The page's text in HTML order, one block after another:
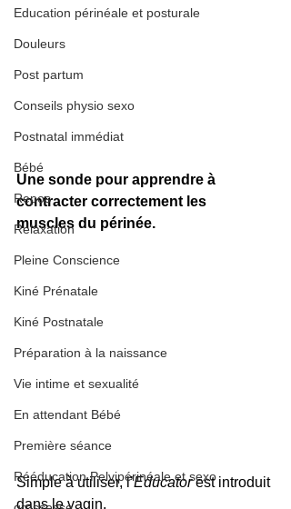
Education périnéale et posturale
Douleurs
Post partum
Conseils physio sexo
Postnatal immédiat
Bébé
Repos
Relaxation
Pleine Conscience
Kiné Prénatale
Kiné Postnatale
Préparation à la naissance
Vie intime et sexualité
En attendant Bébé
Première séance
Rééducation Pelvipérinéale et sexo
Une sonde pour apprendre à
contracter correctement les
muscles du périnée.
Simple à utiliser, l’Educator est introduit
dans le vagin.